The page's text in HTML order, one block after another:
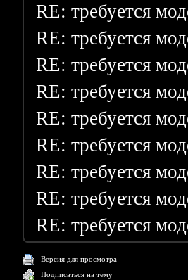
RE: требуется
RE: требуется
RE: требуется
RE: требуется
RE: требуется
RE: требуется
RE: требуется
RE: требуется
RE: требуется
Версия для просмотра
Подписаться на тему